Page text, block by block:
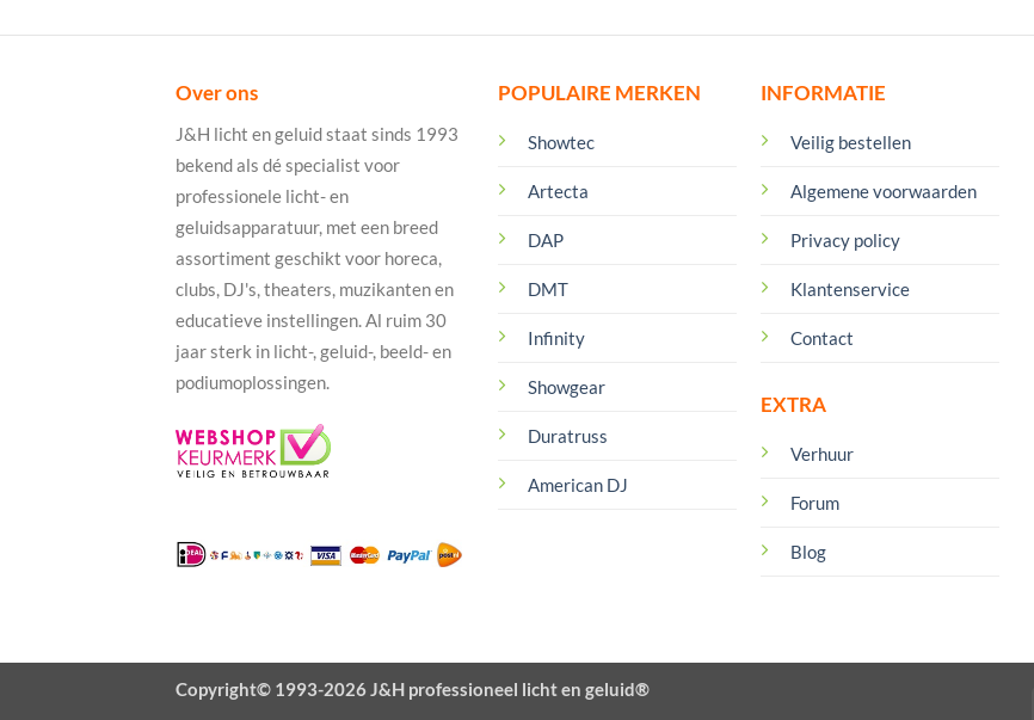
Over ons
J&H licht en geluid staat sinds 1993
bekend als dé specialist voor
professionele licht- en
geluidsapparatuur, met een breed
assortiment geschikt voor horeca,
clubs, DJ's, theaters, muzikanten en
educatieve instellingen. Al ruim 30
jaar sterk in licht-, geluid-, beeld- en
podiumoplossingen.
POPULAIRE MERKEN
Showtec
Artecta
DAP
DMT
Infinity
Showgear
Duratruss
American DJ
INFORMATIE
Veilig bestellen
Algemene voorwaarden
Privacy policy
Klantenservice
Contact
EXTRA
Verhuur
Forum
Blog
Copyright© 1993-2026 J&H professioneel licht en geluid®